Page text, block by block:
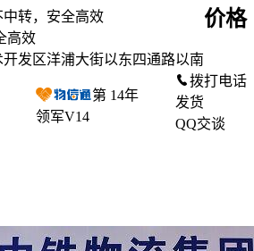
转，安全高效
高效
发区洋浦大街以东四通路以南
第 14年
领军V14
拨打电话
发货
QQ交谈
价格